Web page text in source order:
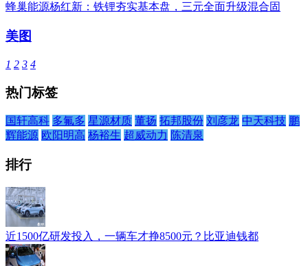
蜂巢能源杨红新：铁锂夯实基本盘，三元全面升级混合固
美图
1 2 3 4
热门标签
国轩高科 多氟多 星源材质 董扬 拓邦股份 刘彦龙 中天科技 鹏
辉能源 欧阳明高 杨裕生 超威动力 陈清泉
排行
近1500亿研发投入，一辆车才挣8500元？比亚迪钱都